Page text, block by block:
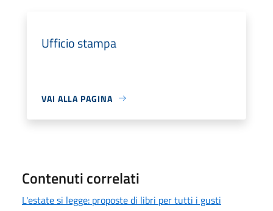
Ufficio stampa
VAI ALLA PAGINA
Contenuti correlati
L'estate si legge: proposte di libri per tutti i gusti